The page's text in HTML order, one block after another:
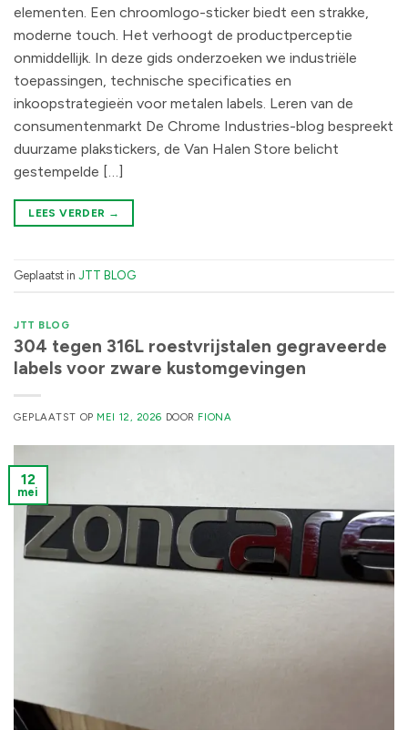
elementen. Een chroomlogo-sticker biedt een strakke,
moderne touch. Het verhoogt de productperceptie
onmiddellijk. In deze gids onderzoeken we industriële
toepassingen, technische specificaties en
inkoopstrategieën voor metalen labels. Leren van de
consumentenmarkt De Chrome Industries-blog bespreekt
duurzame plakstickers, de Van Halen Store belicht
gestempelde […]
LEES VERDER →
Geplaatst in JTT BLOG
JTT BLOG
304 tegen 316L roestvrijstalen gegraveerde
labels voor zware kustomgevingen
GEPLAATST OP MEI 12, 2026 DOOR FIONA
12
mei